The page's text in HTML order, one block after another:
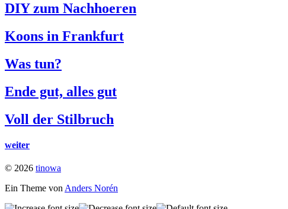
DIY zum Nachhoeren
Koons in Frankfurt
Was tun?
Ende gut, alles gut
Voll der Stilbruch
weiter
© 2026 tinowa
Ein Theme von Anders Norén